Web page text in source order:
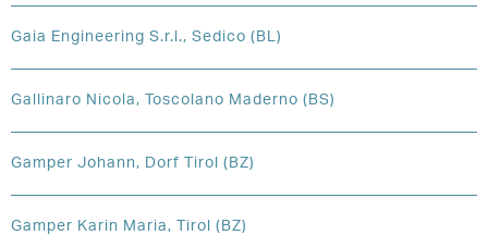
Gaia Engineering S.r.l., Sedico (BL)
Gallinaro Nicola, Toscolano Maderno (BS)
Gamper Johann, Dorf Tirol (BZ)
Gamper Karin Maria, Tirol (BZ)